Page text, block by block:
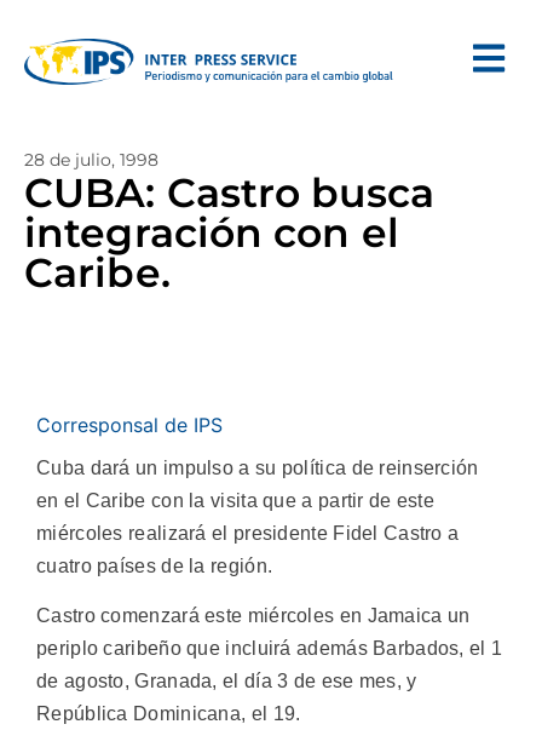
28 de julio, 1998
CUBA: Castro busca
integración con el
Caribe.
Corresponsal de IPS
Cuba dará un impulso a su política de reinserción
en el Caribe con la visita que a partir de este
miércoles realizará el presidente Fidel Castro a
cuatro países de la región.
Castro comenzará este miércoles en Jamaica un
periplo caribeño que incluirá además Barbados, el 1
de agosto, Granada, el día 3 de ese mes, y
República Dominicana, el 19.